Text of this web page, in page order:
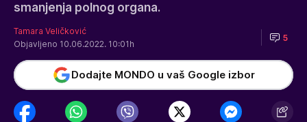
smanjenja polnog organa.
Tamara Veličković
Objavljeno 10.06.2022. 10:01h
5
Dodajte MONDO u vaš Google izbor